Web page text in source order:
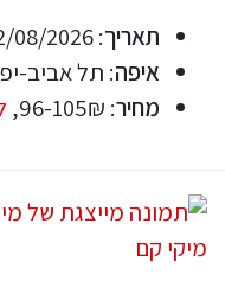
תאריך: 22/08/2026 - 28/11/2026
איפה: תל אביב-
מחיר: 96-105₪,